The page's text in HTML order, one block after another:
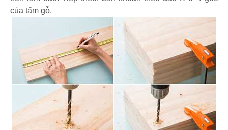
của tấm gỗ.